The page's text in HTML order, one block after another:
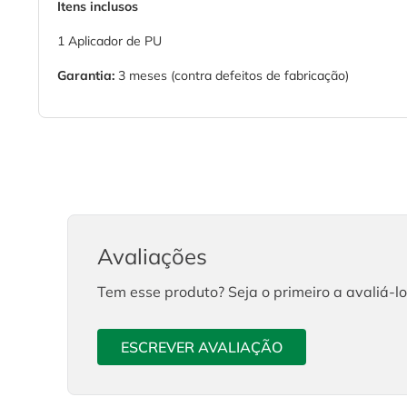
Itens inclusos
1 Aplicador de PU
Garantia: 3 meses (contra defeitos de fabricação)
Avaliações
Tem esse produto? Seja o primeiro a avaliá-
ESCREVER AVALIAÇÃO